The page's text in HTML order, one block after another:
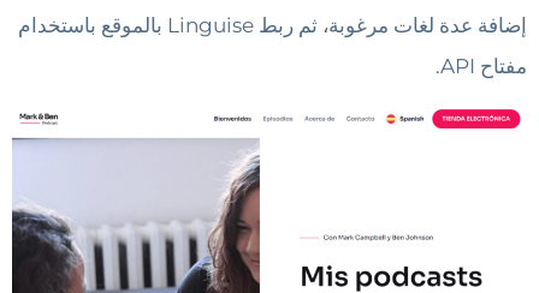
إضافة عدة لغات مرغوبة، ثم ربط Linguise بالموقع باستخدام
مفتاح API.